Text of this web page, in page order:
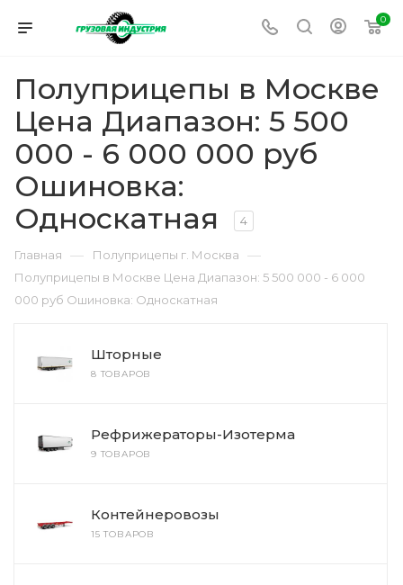
0
Полуприцепы в Москве
Цена Диапазон: 5 500
000 - 6 000 000 руб
Ошиновка:
Односкатная
4
Главная — Полуприцепы г. Москва —
Полуприцепы в Москве Цена Диапазон: 5 500 000 - 6 000
000 руб Ошиновка: Односкатная
Шторные
8 ТОВАРОВ
Рефрижераторы-Изотерма
9 ТОВАРОВ
Контейнеровозы
15 ТОВАРОВ